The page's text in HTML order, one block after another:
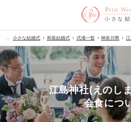
小さな結婚式 和装結婚式 式場一覧 神奈川県
江島神社(えのし
会食につ